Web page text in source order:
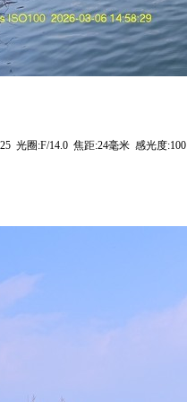
光圈:F/14.0 焦距:24毫米 感光度